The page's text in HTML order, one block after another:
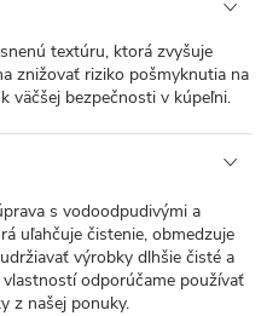
textúru, ktorá zvyšuje
znižovať riziko pošmyknutia na
väčšej bezpečnosti v kúpeľni.
s vodoodpudivými a
uľahčuje čistenie, obmedzuje
výrobky dlhšie čisté a
odporúčame používať
z našej ponuky.